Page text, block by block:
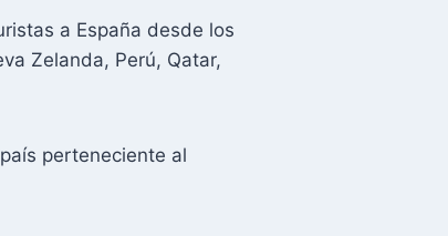
a España desde los
Zelanda, Perú, Qatar,
perteneciente al